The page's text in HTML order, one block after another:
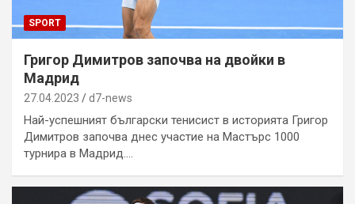
SPORT
Григор Димитров започва на двойки в
Мадрид
27.04.2023 d7-news
Най-успешният български тенисист в историята Григор
Димитров започва днес участие на Мастърс 1000
турнира в Мадрид.…